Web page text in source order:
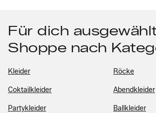
Für dich
Shoppe nach
Kleider Röcke
Coktailkleider Abendkleider
Partykleider Ballkleider